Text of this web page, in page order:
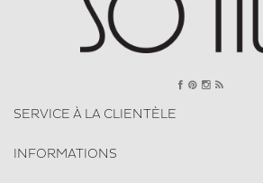
SERVICE À LA CLIENTÈLE
INFORMATIONS